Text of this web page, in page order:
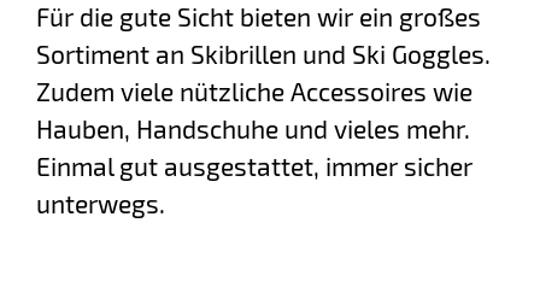
Für die gute Sicht bieten wir ein großes
Sortiment an Skibrillen und Ski Goggles.
Zudem viele nützliche Accessoires wie
Hauben, Handschuhe und vieles mehr.
Einmal gut ausgestattet, immer sicher
unterwegs.